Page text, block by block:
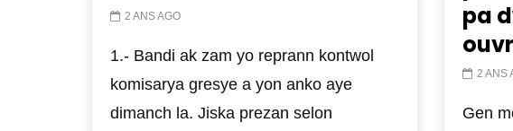
2 ANS AGO
1.- Bandi ak zam yo reprann kontwol
komisarya gresye a yon anko aye
dimanch la. Jiska prezan selon
pa
2 ANS
Gen